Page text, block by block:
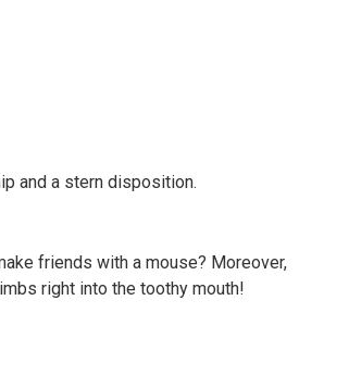
and a stern disposition.
friends with a mouse? Moreover,
right into the toothy mouth!